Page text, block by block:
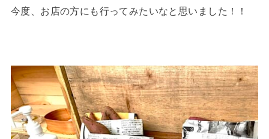
今度、お店の方にも行ってみたいなと思いました！！